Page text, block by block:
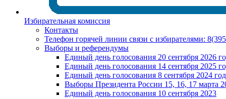
Избирательная комиссия
Контакты
Телефон горячей линии связи с избирателями:
Выборы и референдумы
Единый день голосования 20 сентября 2026
Единый день голосования 14 сентября 2025
Единый день голосования 8 сентября 2024
Выборы Президента России 15, 16, 17 марта
Единый день голосования 10 сентября 2023